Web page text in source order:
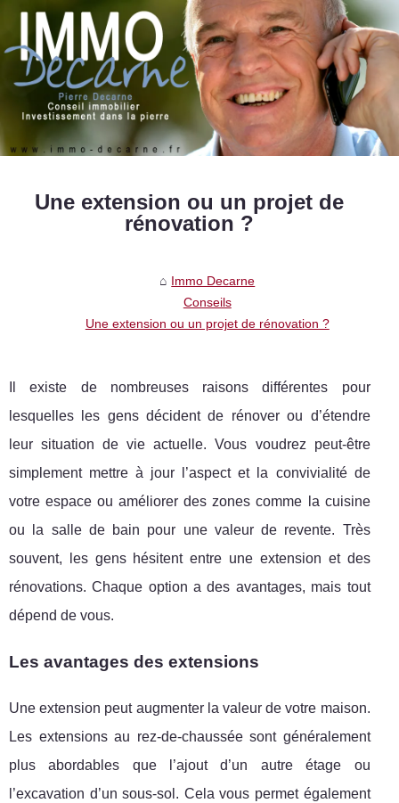
Une extension ou un projet de
rénovation ?
Immo Decarne
Conseils
Une extension ou un projet de rénovation ?
Il existe de nombreuses raisons différentes pour
lesquelles les gens décident de rénover ou d’étendre
leur situation de vie actuelle. Vous voudrez peut-être
simplement mettre à jour l’aspect et la convivialité de
votre espace ou améliorer des zones comme la cuisine
ou la salle de bain pour une valeur de revente. Très
souvent, les gens hésitent entre une extension et des
rénovations. Chaque option a des avantages, mais tout
dépend de vous.
Les avantages des extensions
Une extension peut augmenter la valeur de votre maison.
Les extensions au rez-de-chaussée sont généralement
plus abordables que l’ajout d’un autre étage ou
l’excavation d’un sous-sol. Cela vous permet également